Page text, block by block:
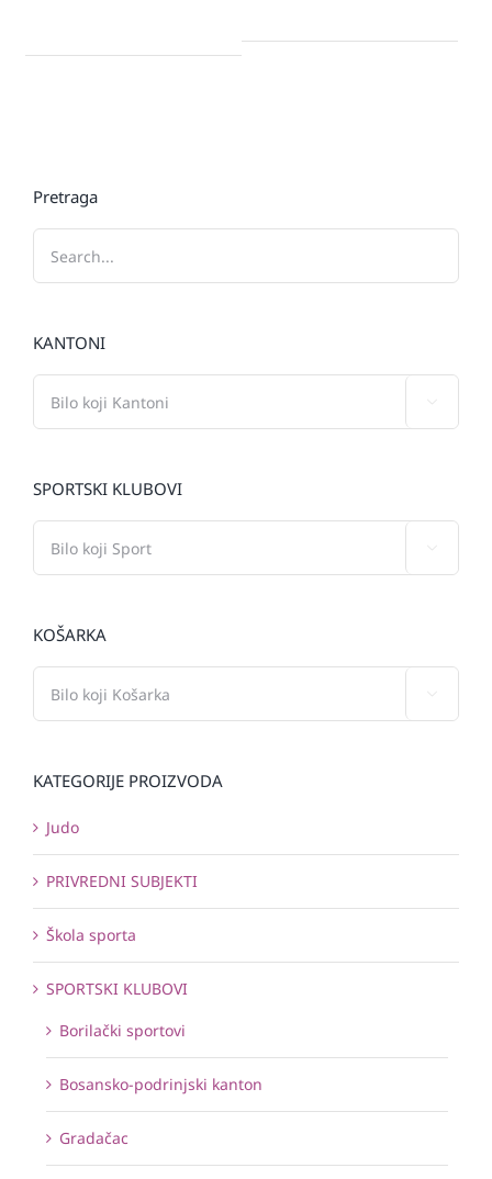
Pretraga
KANTONI
SPORTSKI KLUBOVI
KOŠARKA
KATEGORIJE PROIZVODA
Judo
PRIVREDNI SUBJEKTI
Škola sporta
SPORTSKI KLUBOVI
Borilački sportovi
Bosansko-podrinjski kanton
Gradačac